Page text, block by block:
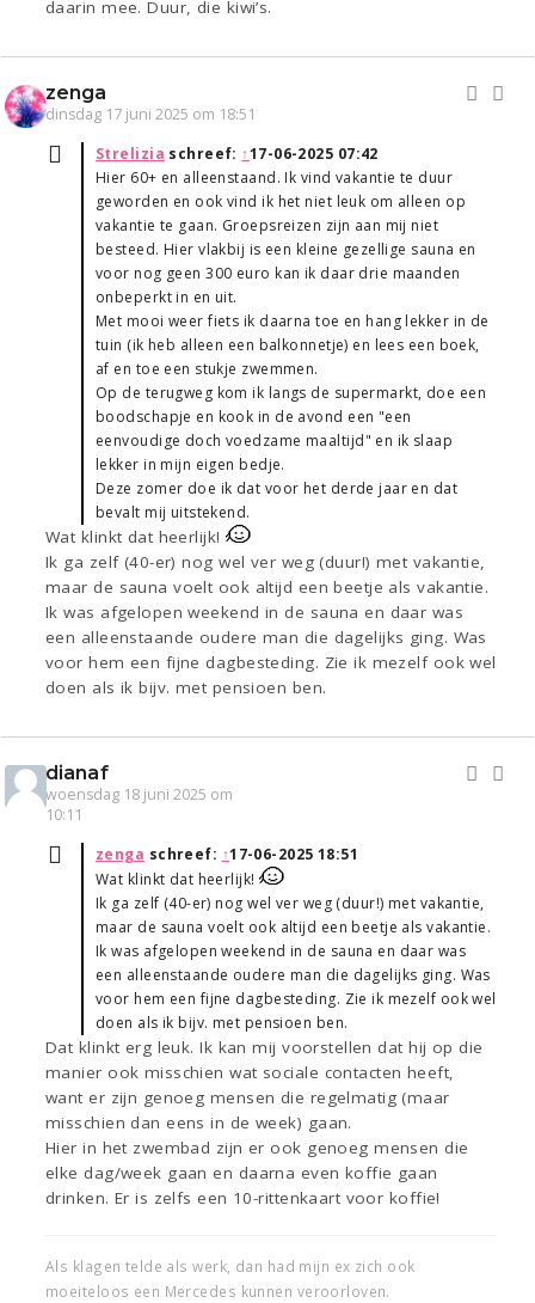
daarin mee. Duur, die kiwi’s.
zenga
dinsdag 17 juni 2025 om 18:51
Strelizia schreef: ↑17-06-2025 07:42
Hier 60+ en alleenstaand. Ik vind vakantie te duur
geworden en ook vind ik het niet leuk om alleen op
vakantie te gaan. Groepsreizen zijn aan mij niet
besteed. Hier vlakbij is een kleine gezellige sauna en
voor nog geen 300 euro kan ik daar drie maanden
onbeperkt in en uit.
Met mooi weer fiets ik daarna toe en hang lekker in de
tuin (ik heb alleen een balkonnetje) en lees een boek,
af en toe een stukje zwemmen.
Op de terugweg kom ik langs de supermarkt, doe een
boodschapje en kook in de avond een "een
eenvoudige doch voedzame maaltijd" en ik slaap
lekker in mijn eigen bedje.
Deze zomer doe ik dat voor het derde jaar en dat
bevalt mij uitstekend.
Wat klinkt dat heerlijk!
Ik ga zelf (40-er) nog wel ver weg (duur!) met vakantie,
maar de sauna voelt ook altijd een beetje als vakantie.
Ik was afgelopen weekend in de sauna en daar was
een alleenstaande oudere man die dagelijks ging. Was
voor hem een fijne dagbesteding. Zie ik mezelf ook wel
doen als ik bijv. met pensioen ben.
dianaf
woensdag 18 juni 2025 om
10:11
zenga schreef: ↑17-06-2025 18:51
Wat klinkt dat heerlijk!
Ik ga zelf (40-er) nog wel ver weg (duur!) met vakantie,
maar de sauna voelt ook altijd een beetje als vakantie.
Ik was afgelopen weekend in de sauna en daar was
een alleenstaande oudere man die dagelijks ging. Was
voor hem een fijne dagbesteding. Zie ik mezelf ook wel
doen als ik bijv. met pensioen ben.
Dat klinkt erg leuk. Ik kan mij voorstellen dat hij op die
manier ook misschien wat sociale contacten heeft,
want er zijn genoeg mensen die regelmatig (maar
misschien dan eens in de week) gaan.
Hier in het zwembad zijn er ook genoeg mensen die
elke dag/week gaan en daarna even koffie gaan
drinken. Er is zelfs een 10-rittenkaart voor koffie!
Als klagen telde als werk, dan had mijn ex zich ook
moeiteloos een Mercedes kunnen veroorloven.